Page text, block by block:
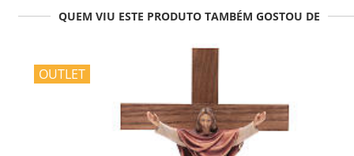
QUEM VIU ESTE PRODUTO TAMBÉM GOSTOU DE
OUTLET